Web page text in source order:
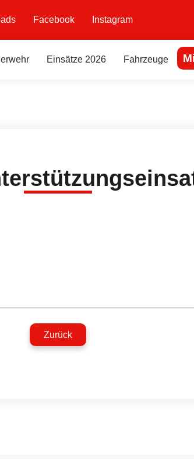
Facebook Instagram
Einsätze 2026 Fahrzeuge
Zurück